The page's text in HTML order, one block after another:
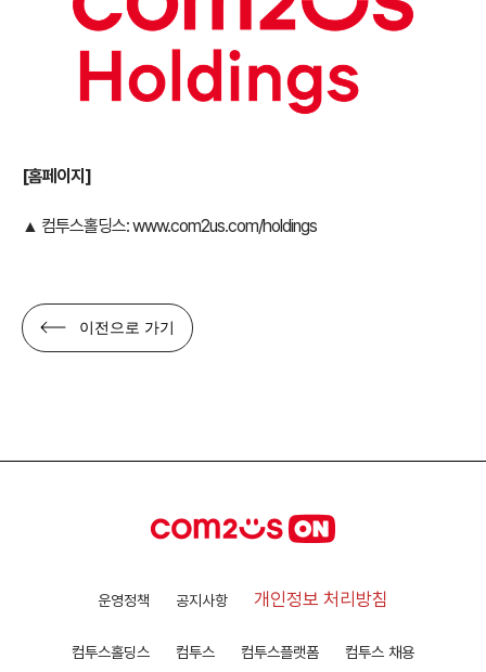
[홈페이지]
▲ 컴투스홀딩스:www.com2us.com/holdings
이전으로 가기
운영정책 공지사항 개인정보 처리방침
컴투스홀딩스 컴투스 컴투스플랫폼 컴투스 채용